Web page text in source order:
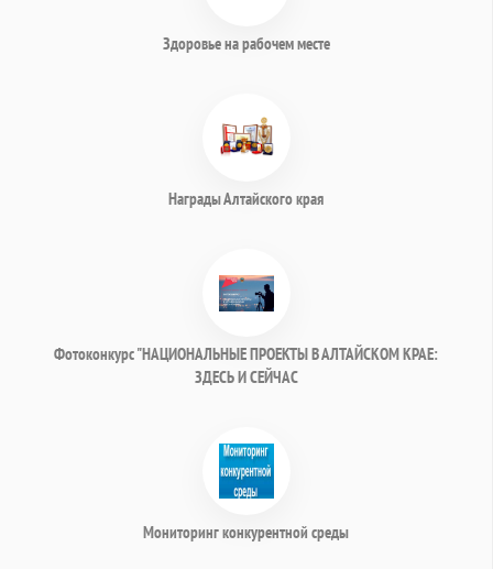
Здоровье на рабочем месте
Награды Алтайского края
Фотоконкурс "НАЦИОНАЛЬНЫЕ ПРОЕКТЫ В АЛТАЙСКОМ КРАЕ:
ЗДЕСЬ И СЕЙЧАС
Мониторинг конкурентной среды